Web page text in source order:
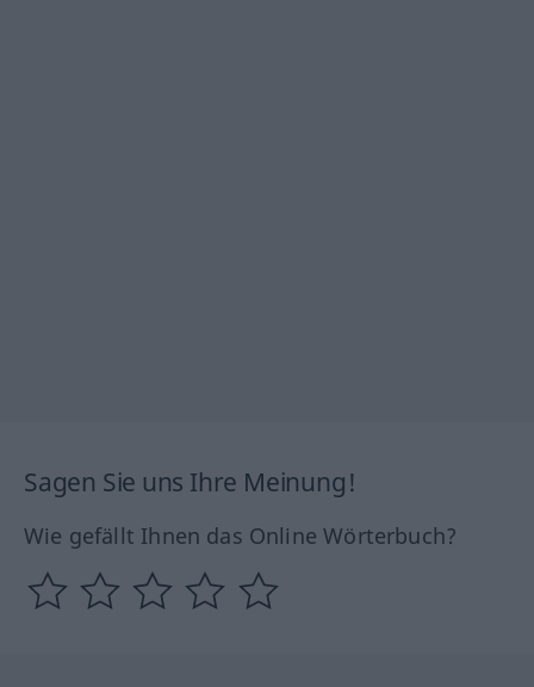
Sagen Sie uns Ihre Meinung!
Wie gefällt Ihnen das Online Wörterbuch?